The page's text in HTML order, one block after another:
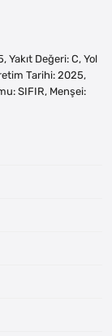
Yakıt Değeri: C, Yol
Tarihi: 2025,
SIFIR, Menşei: